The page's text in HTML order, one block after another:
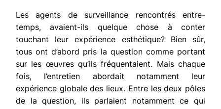
Les agents de surveillance rencontrés entre-
temps, avaient-ils quelque chose à conter
touchant leur expérience esthétique? Bien sûr,
tous ont d’abord pris la question comme portant
sur les œuvres qu’ils fréquentaient. Mais chaque
fois, l’entretien abordait notamment leur
expérience globale des lieux. Entre les deux pôles
de la question, ils parlaient notamment ce qui